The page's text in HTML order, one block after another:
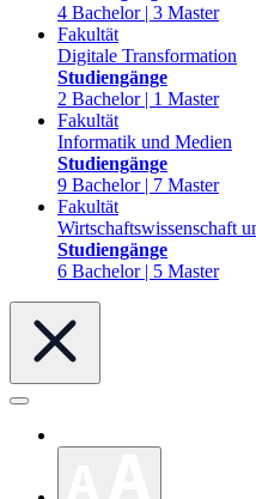
4 Bachelor | 3 Master
Fakultät
Digitale Transformation
Studiengänge
2 Bachelor | 1 Master
Fakultät
Informatik und Medien
Studiengänge
9 Bachelor | 7 Master
Fakultät
Wirtschaftswissenschaft
Studiengänge
6 Bachelor | 5 Master